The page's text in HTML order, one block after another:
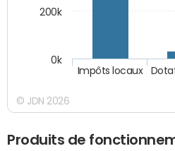
Impôts locaux
0k
200k
© JDN 2026
Produits de